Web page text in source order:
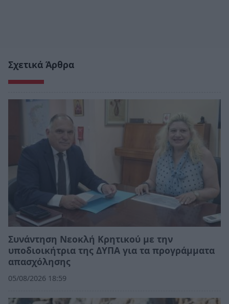
Σχετικά Άρθρα
Συνάντηση Νεοκλή Κρητικού με την
υποδιοικήτρια της ΔΥΠΑ για τα προγράμματα
απασχόλησης
05/08/2026 18:59